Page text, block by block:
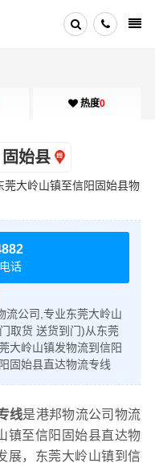
热度0
固始县
大岭山镇至信阳固始县物
话
流公司,专业东莞大岭山
取货 送货到门)从东莞
大岭山镇发物流到信阳
固始县直达物流专线
线是港邦物流公司物流
镇至信阳固始县直达物
展，东莞大岭山镇到信